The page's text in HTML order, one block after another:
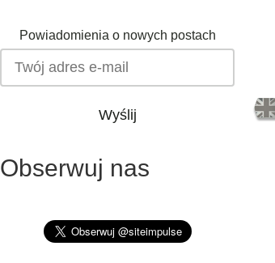
Powiadomienia o nowych postach
Wyślij
Obserwuj nas